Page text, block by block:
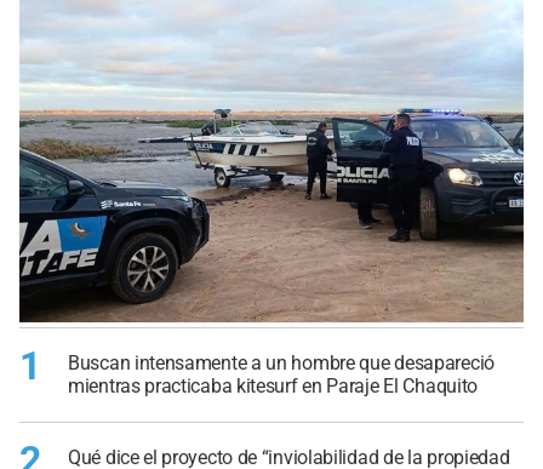
1
Buscan intensamente a un hombre que desapareció
mientras practicaba kitesurf en Paraje El Chaquito
Qué dice el proyecto de “inviolabilidad de la propiedad